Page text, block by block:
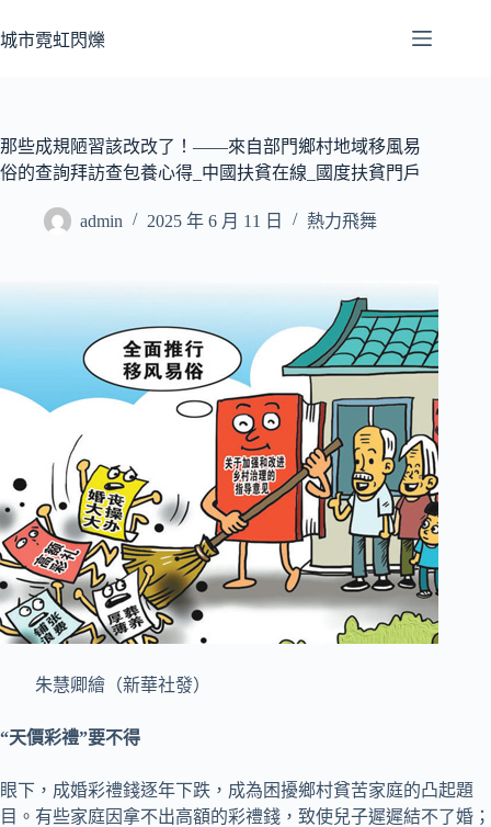
至
容
城市霓虹閃爍
那些成規陋習該改改了！——來自部門鄉村地域移風易
俗的查詢拜訪查包養心得_中國扶貧在線_國度扶貧門戶
admin 2025 年 6 月 11 日 熱力飛舞
朱慧卿繪（新華社發）
“天價彩禮”要不得
眼下，成婚彩禮錢逐年下跌，成為困擾鄉村貧苦家庭的凸起題
目。有些家庭因拿不出高額的彩禮錢，致使兒子遲遲結不了婚；